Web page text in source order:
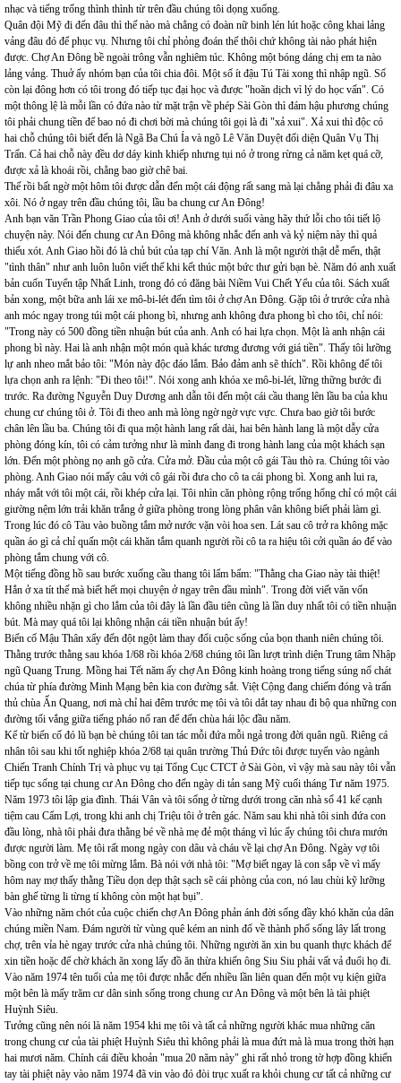
nhạc và tiếng trống thình thình từ trên đầu chúng tôi dọng xuống.
Quân đội Mỹ đi đến đâu thì thế nào mà chẳng có đoàn nữ binh lén lút hoặc công khai lảng
vảng đâu đó để phục vụ. Nhưng tôi chỉ phỏng đoán thế thôi chứ không tài nào phát hiện
được. Chợ An Đông bề ngoài trông vẫn nghiêm túc. Không một bóng dáng chị em ta nào
lảng vảng. Thuở ấy nhóm bạn của tôi chia đôi. Một số ít đậu Tú Tài xong thì nhập ngũ. Số
còn lại đông hơn có tôi trong đó tiếp tục đại học và được "hoãn dịch vì lý do học vấn". Có
một thông lệ là mỗi lần có đứa nào từ mặt trận về phép Sài Gòn thì đám hậu phương chúng
tôi phải chung tiền để bao nó đi chơi bời mà chúng tôi gọi là đi "xả xui". Xả xui thì độc có
hai chỗ chúng tôi biết đến là Ngã Ba Chú Ía và ngõ Lê Văn Duyệt đối diện Quân Vụ Thị
Trấn. Cả hai chỗ này đều dơ dáy kinh khiếp nhưng tụi nó ở trong rừng cả năm kẹt quá cỡ,
được xả là khoái rồi, chẳng bao giờ chê bai.
Thế rồi bất ngờ một hôm tôi được dẫn đến một cái động rất sang mà lại chẳng phải đi đâu xa
xôi. Nó ở ngay trên đầu chúng tôi, lầu ba chung cư An Đông!
Anh bạn văn Trần Phong Giao của tôi ơi! Anh ở dưới suối vàng hãy thứ lỗi cho tôi tiết lộ
chuyện này. Nói đến chung cư An Đông mà không nhắc đến anh và kỷ niệm này thì quả
thiếu xót. Anh Giao hồi đó là chủ bút của tạp chí Văn. Anh là một người thật dễ mến, thật
"tình thân" như anh luôn luôn viết thế khi kết thúc một bức thư gửi bạn bè. Năm đó anh xuất
bản cuốn Tuyển tập Nhất Linh, trong đó có đăng bài Niềm Vui Chết Yểu của tôi. Sách xuất
bản xong, một bữa anh lái xe mô-bi-lét đến tìm tôi ở chợ An Đông. Gặp tôi ở trước cửa nhà
anh móc ngay trong túi một cái phong bì, nhưng anh không đưa phong bì cho tôi, chỉ nói:
"Trong này có 500 đồng tiền nhuận bút của anh. Anh có hai lựa chọn. Một là anh nhận cái
phong bì này. Hai là anh nhận một món quà khác tương đương với giá tiền". Thấy tôi lưỡng
lự anh nheo mắt bảo tôi: "Món này độc đáo lắm. Bảo đảm anh sẽ thích". Rồi không để tôi
lựa chọn anh ra lệnh: "Đi theo tôi!". Nói xong anh khóa xe mô-bi-lét, lững thững bước đi
trước. Ra đường Nguyễn Duy Dương anh dẫn tôi đến một cái cầu thang lên lầu ba của khu
chung cư chúng tôi ở. Tôi đi theo anh mà lòng ngờ ngờ vực vực. Chưa bao giờ tôi bước
chân lên lầu ba. Chúng tôi đi qua một hành lang rất dài, hai bên hành lang là một dẫy cửa
phòng đóng kín, tôi có cảm tưởng như là mình đang đi trong hành lang của một khách sạn
lớn. Đến một phòng nọ anh gõ cửa. Cửa mở. Đầu của một cô gái Tàu thò ra. Chúng tôi vào
phòng. Anh Giao nói mấy câu với cô gái rồi đưa cho cô ta cái phong bì. Xong anh lui ra,
nháy mắt với tôi một cái, rồi khép cửa lại. Tôi nhìn căn phòng rộng trống hổng chỉ có một cái
giường nệm lớn trải khăn trắng ở giữa phòng trong lòng phân vân không biết phải làm gì.
Trong lúc đó cô Tàu vào buồng tắm mở nước vặn vòi hoa sen. Lát sau cô trở ra không mặc
quần áo gì cả chỉ quấn một cái khăn tắm quanh người rồi cô ta ra hiệu tôi cởi quần áo để vào
phòng tắm chung với cô.
Một tiếng đồng hồ sau bước xuống cầu thang tôi lẩm bẩm: "Thằng cha Giao này tài thiệt!
Hắn ở xa tít thế mà biết hết mọi chuyện ở ngay trên đầu mình". Trong đời viết văn vốn
không nhiều nhặn gì cho lắm của tôi đây là lần đầu tiên cũng là lần duy nhất tôi có tiền nhuận
bút. Mà may quá tôi lại không nhận cái tiền nhuận bút ấy!
Biến cố Mậu Thân xẩy đến đột ngột làm thay đổi cuộc sống của bọn thanh niên chúng tôi.
Thằng trước thằng sau khóa 1/68 rồi khóa 2/68 chúng tôi lần lượt trình diện Trung tâm Nhập
ngũ Quang Trung. Mồng hai Tết năm ấy chợ An Đông kinh hoàng trong tiếng súng nổ chát
chúa từ phía đường Minh Mạng bên kia con đường sắt. Việt Cộng đang chiếm đóng và trấn
thủ chùa Ấn Quang, nơi mà chỉ hai đêm trước mẹ tôi và tôi dắt tay nhau đi bộ qua những con
đường tối vắng giữa tiếng pháo nổ ran để đến chùa hái lộc đầu năm.
Kể từ biến cố đó lũ bạn bè chúng tôi tan tác mỗi đứa mỗi ngả trong đời quân ngũ. Riêng cá
nhân tôi sau khi tốt nghiệp khóa 2/68 tại quân trường Thủ Đức tôi được tuyển vào ngành
Chiến Tranh Chính Trị và phục vụ tại Tổng Cục CTCT ở Sài Gòn, vì vậy mà sau này tôi vẫn
tiếp tục sống tại chung cư An Đông cho đến ngày di tản sang Mỹ cuối tháng Tư năm 1975.
Năm 1973 tôi lập gia đình. Thái Vân và tôi sống ở từng dưới trong căn nhà số 41 kế cạnh
tiệm cau Cẩm Lợi, trong khi anh chị Triệu tôi ở trên gác. Năm sau khi nhà tôi sinh đứa con
đầu lòng, nhà tôi phải đưa thằng bé về nhà mẹ đẻ một tháng vì lúc ấy chúng tôi chưa mướn
được người làm. Mẹ tôi rất mong ngày con dâu và cháu về lại chợ An Đông. Ngày vợ tôi
bồng con trở về mẹ tôi mừng lắm. Bà nói với nhà tôi: "Mợ biết ngay là con sắp về vì mấy
hôm nay mợ thấy thằng Tiều dọn dẹp thật sạch sẽ cái phòng của con, nó lau chùi kỹ lưỡng
bàn ghế từng li từng tí không còn một hạt bụi".
Vào những năm chót của cuộc chiến chợ An Đông phản ánh đời sống đầy khó khăn của dân
chúng miền Nam. Đám người từ vùng quê kém an ninh đổ về thành phố sống lây lất trong
chợ, trên vỉa hè ngay trước cửa nhà chúng tôi. Những người ăn xin bu quanh thực khách để
xin tiền hoặc để chờ khách ăn xong lấy đồ ăn thừa khiến ông Siu Siu phải vất vả đuổi họ đi.
Vào năm 1974 tên tuổi của mẹ tôi được nhắc đến nhiều lần liên quan đến một vụ kiện giữa
một bên là mấy trăm cư dân sinh sống trong chung cư An Đông và một bên là tài phiệt
Huỳnh Siêu.
Tưởng cũng nên nói là năm 1954 khi mẹ tôi và tất cả những người khác mua những căn
trong chung cư của tài phiệt Huỳnh Siêu thì không phải là mua đứt mà là mua trong thời hạn
hai mươi năm. Chính cái điều khoản "mua 20 năm này" ghi rất nhỏ trong tờ hợp đồng khiến
tay tài phiệt này vào năm 1974 đã vin vào đó đòi trục xuất ra khỏi chung cư tất cả những cư